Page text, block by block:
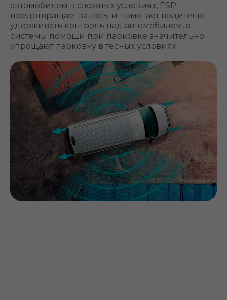
автомобилем в сложных условиях, ESP
предотвращает заносы и помогает водителю
удерживать контроль над автомобилем, а
системы помощи при парковке значительно
упрощают парковку в тесных условиях.